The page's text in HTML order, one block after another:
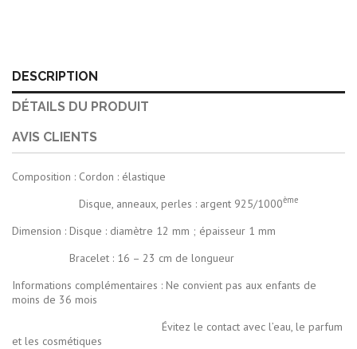
DESCRIPTION
DÉTAILS DU PRODUIT
AVIS CLIENTS
Composition : Cordon : élastique
Disque, anneaux, perles : argent 925/1000ème
Dimension : Disque : diamètre 12 mm ; épaisseur 1 mm
Bracelet : 16 – 23 cm de longueur
Informations complémentaires : Ne convient pas aux enfants de
moins de 36 mois
Évitez le contact avec l’eau, le parfum
et les cosmétiques